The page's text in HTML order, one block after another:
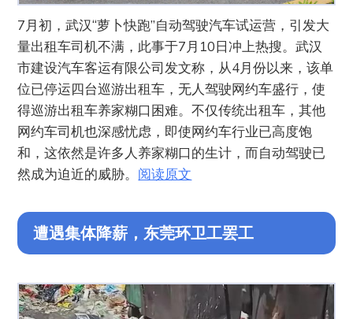
7月初，武汉“萝卜快跑”自动驾驶汽车试运营，引发大
量出租车司机不满，此事于7月10日冲上热搜。武汉
市建设汽车客运有限公司发文称，从4月份以来，该单
位已停运四台巡游出租车，无人驾驶网约车盛行，使
得巡游出租车养家糊口困难。不仅传统出租车，其他
网约车司机也深感忧虑，即使网约车行业已高度饱
和，这依然是许多人养家糊口的生计，而自动驾驶已
然成为迫近的威胁。 阅读原文
遭遇集体降薪，东莞环卫工罢工